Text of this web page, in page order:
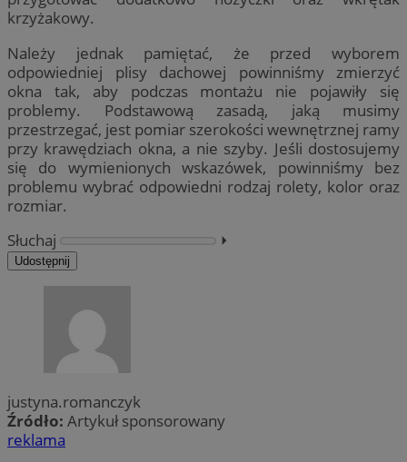
krzyżakowy.
Należy jednak pamiętać, że przed wyborem
odpowiedniej plisy dachowej powinniśmy zmierzyć
okna tak, aby podczas montażu nie pojawiły się
problemy. Podstawową zasadą, jaką musimy
przestrzegać, jest pomiar szerokości wewnętrznej ramy
przy krawędziach okna, a nie szyby. Jeśli dostosujemy
się do wymienionych wskazówek, powinniśmy bez
problemu wybrać odpowiedni rodzaj rolety, kolor oraz
rozmiar.
Słuchaj
⏵︎
Udostępnij
justyna.romanczyk
Źródło: Artykuł sponsorowany
reklama